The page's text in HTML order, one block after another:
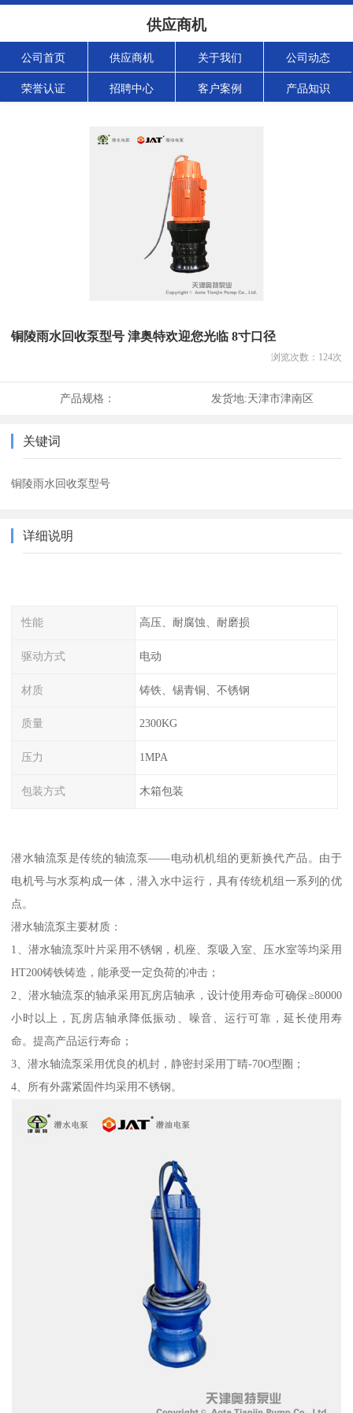
供应商机
公司首页 供应商机 关于我们 公司动态
荣誉认证 招聘中心 客户案例 产品知识
铜陵雨水回收泵型号 津奥特欢迎您光临 8寸口径
浏览次数： 124次
产品规格： 发货地:天津市津南区
关键词
铜陵雨水回收泵型号
详细说明
性能 高压、耐腐蚀、耐磨损
驱动方式 电动
材质 铸铁、锡青铜、不锈钢
质量 2300KG
压力 1MPA
包装方式 木箱包装
潜水轴流泵是传统的轴流泵——电动机机组的更新换代产品。由于
电机号与水泵构成一体，潜入水中运行，具有传统机组一系列的优
点。
潜水轴流泵主要材质：
1、潜水轴流泵叶片采用不锈钢，机座、泵吸入室、压水室等均采用
HT200铸铁铸造，能承受一定负荷的冲击；
2、潜水轴流泵的轴承采用瓦房店轴承，设计使用寿命可确保≥80000
小时以上，瓦房店轴承降低振动、噪音、运行可靠，延长使用寿
命。提高产品运行寿命；
3、潜水轴流泵采用优良的机封，静密封采用丁晴-70O型圈；
4、所有外露紧固件均采用不锈钢。